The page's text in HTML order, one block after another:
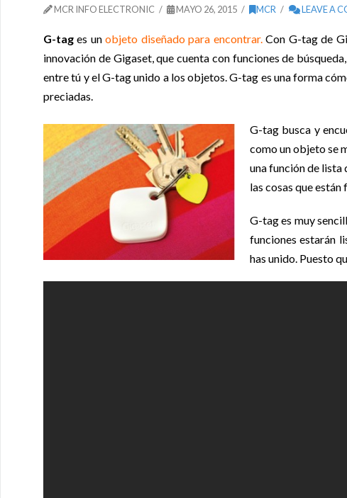
MCR INFO ELECTRONIC MAYO 26, 2015 MCR LEAVE A
G-tag es unobjeto diseñado para encontrar.Con G-tag de
innovación de Gigaset, que cuenta con funciones de
entre tú y el G-tag unido a los objetos. G-tag es una forma
preciadas.
G-tag busca y
como un objeto se
una función de
las cosas que están
G-tag es muy
funciones estarán
has unido. Puesto